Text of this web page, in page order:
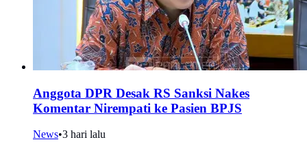
Anggota DPR Desak RS Sanksi Nakes
Komentar Nirempati ke Pasien BPJS
News•3 hari lalu